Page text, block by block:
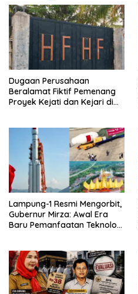
Dugaan Perusahaan
Beralamat Fiktif Pemenang
Proyek Kejati dan Kejari di
Lahan Kosong, Dinas PKPCK
Disorot
Lampung-1 Resmi Mengorbit,
Gubernur Mirza: Awal Era
Baru Pemanfaatan Teknologi